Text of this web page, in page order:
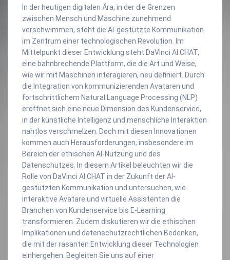
In der heutigen digitalen Ära, in der die Grenzen
zwischen Mensch und Maschine zunehmend
verschwimmen, steht die AI-gestützte Kommunikation
im Zentrum einer technologischen Revolution. Im
Mittelpunkt dieser Entwicklung steht DaVinci AI CHAT,
eine bahnbrechende Plattform, die die Art und Weise,
wie wir mit Maschinen interagieren, neu definiert. Durch
die Integration von kommunizierenden Avataren und
fortschrittlichem Natural Language Processing (NLP)
eröffnet sich eine neue Dimension des Kundenservice,
in der künstliche Intelligenz und menschliche Interaktion
nahtlos verschmelzen. Doch mit diesen Innovationen
kommen auch Herausforderungen, insbesondere im
Bereich der ethischen AI-Nutzung und des
Datenschutzes. In diesem Artikel beleuchten wir die
Rolle von DaVinci AI CHAT in der Zukunft der AI-
gestützten Kommunikation und untersuchen, wie
interaktive Avatare und virtuelle Assistenten die
Branchen von Kundenservice bis E-Learning
transformieren. Zudem diskutieren wir die ethischen
Implikationen und datenschutzrechtlichen Bedenken,
die mit der rasanten Entwicklung dieser Technologien
einhergehen. Begleiten Sie uns auf einer